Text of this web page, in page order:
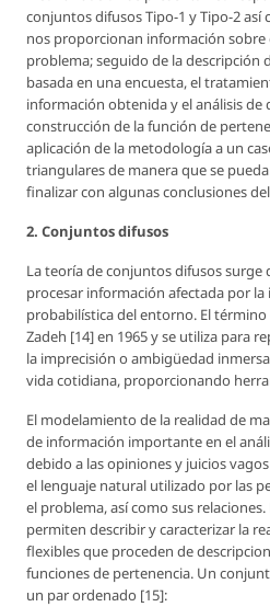
conjuntos difusos Tipo-1 y Tipo-2
nos proporcionan información
problema; seguido de la
basada en una encuesta, el
información obtenida y el análisis de
construcción de la función de
aplicación de la metodología a un
triangulares de manera que se
finalizar con algunas conclusiones
2. Conjuntos difusos
La teoría de conjuntos difusos surge
procesar información afectada por
probabilística del entorno. El
Zadeh [14] en 1965 y se utiliza para
la imprecisión o ambigüedad
vida cotidiana, proporcionando
El modelamiento de la realidad de
de información importante en el
debido a las opiniones y juicios
el lenguaje natural utilizado por las
el problema, así como sus
permiten describir y caracterizar la
flexibles que proceden de
funciones de pertenencia. Un
un par ordenado [15]: